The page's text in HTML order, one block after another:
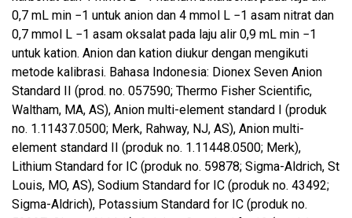
0,7 mL min −1 untuk anion dan 4 mmol L −1 asam nitrat dan
0,7 mmol L −1 asam oksalat pada laju alir 0,9 mL min −1
untuk kation. Anion dan kation diukur dengan mengikuti
metode kalibrasi. Bahasa Indonesia: Dionex Seven Anion
Standard II (prod. no. 057590; Thermo Fisher Scientific,
Waltham, MA, AS), Anion multi-element standard I (produk
no. 1.11437.0500; Merk, Rahway, NJ, AS), Anion multi-
element standard II (produk no. 1.11448.0500; Merk),
Lithium Standard for IC (produk no. 59878; Sigma-Aldrich, St
Louis, MO, AS), Sodium Standard for IC (produk no. 43492;
Sigma-Aldrich), Potassium Standard for IC (produk no.